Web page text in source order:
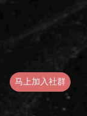
马上加入社群